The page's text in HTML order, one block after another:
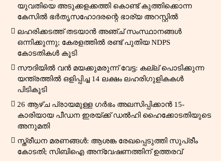
യുവതിയെ അടുക്കളക്കത്തി കൊണ്ട് കുത്തിക്കൊന്ന
കേസിൽ ഭർതൃസഹോദരന്റെ ഭാര്യ അറസ്റ്റിൽ
ലഹരിക്കടത്ത് തടയാൻ അഞ്ച് സംസ്ഥാനങ്ങൾ
ഒന്നിക്കുന്നു; കേരളത്തിൽ രണ്ട് പുതിയ NDPS
കോടതികൾ കൂടി
സൗദിയിൽ വൻ മയക്കുമരുന്ന് വേട്ട: കല്ല് പൊടിക്കുന്ന
യന്ത്രത്തിൽ ഒളിപ്പിച്ച 14 ലക്ഷം ലഹരിഗുളികകൾ
പിടികൂടി
26 ആഴ്ച പ്രായമുള്ള ഗർഭം അലസിപ്പിക്കാൻ 15-
കാരിയായ പീഡന ഇരയ്ക്ക് ഡൽഹി ഹൈക്കോടതിയുടെ
അനുമതി
സ്ത്രീധന മരണങ്ങൾ: ആശങ്ക രേഖപ്പെടുത്തി സുപ്രീം
കോടതി; സിബിഐ അന്വേഷണത്തിന് ഉത്തരവ്